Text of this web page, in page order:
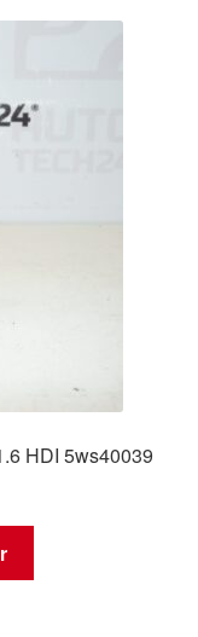
HDI 5ws40039